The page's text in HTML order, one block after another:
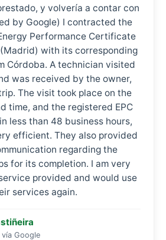
y volvería a contar con
by Google) I contracted the
Performance Certificate
with its corresponding
Córdoba. A technician visited
was received by the owner,
The visit took place on the
time, and the registered EPC
less than 48 business hours,
efficient. They also provided
regarding the
for its completion. I am very
provided and would use
services again.
Google